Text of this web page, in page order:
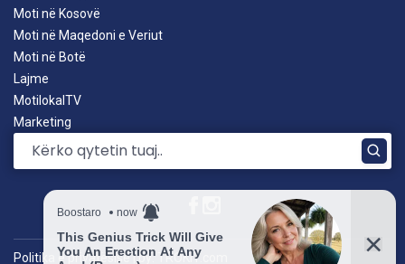
Moti në Kosovë
Moti në Maqedoni e Veriut
Moti në Botë
Lajme
MotilokalTV
Marketing
Politika e privatësisë|by: TROKIT.com